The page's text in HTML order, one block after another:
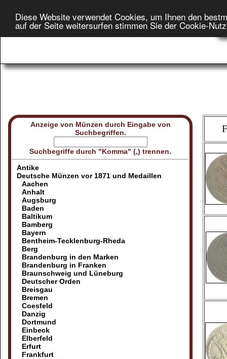
Diese Website verwendet Cookies, um Ihnen den
auf der Seite weitersurfen stimmen Sie der Cookie-
Anzeige von Münzen durch Eingabe von
Suchbegriffen.
Suchbegriffe durch "Komma" (,) trennen.
Antike
Deutsche Münzen vor 1871 und Medaillen
Aachen
Anhalt
Augsburg
Baden
Baltikum
Bamberg
Bayern
Bentheim-Tecklenburg-Rheda
Berg
Brandenburg in den Marken
Brandenburg in Franken
Braunschweig und Lüneburg
Deutscher Orden
Breisgau
Bremen
Coesfeld
Danzig
Dortmund
Einbeck
Elberfeld
Erfurt
Frankfurt